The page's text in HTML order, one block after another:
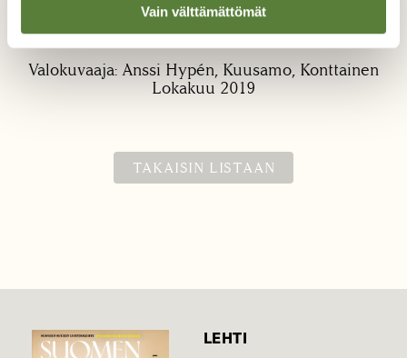
Vain välttämättömät
Karhunkierroksen ehdoton pysähtymispaikka
Konttaisen laella
Valokuvaaja: Anssi Hypén, Kuusamo, Konttainen
Lokakuu 2019
TAKAISIN LISTAAN
LEHTI